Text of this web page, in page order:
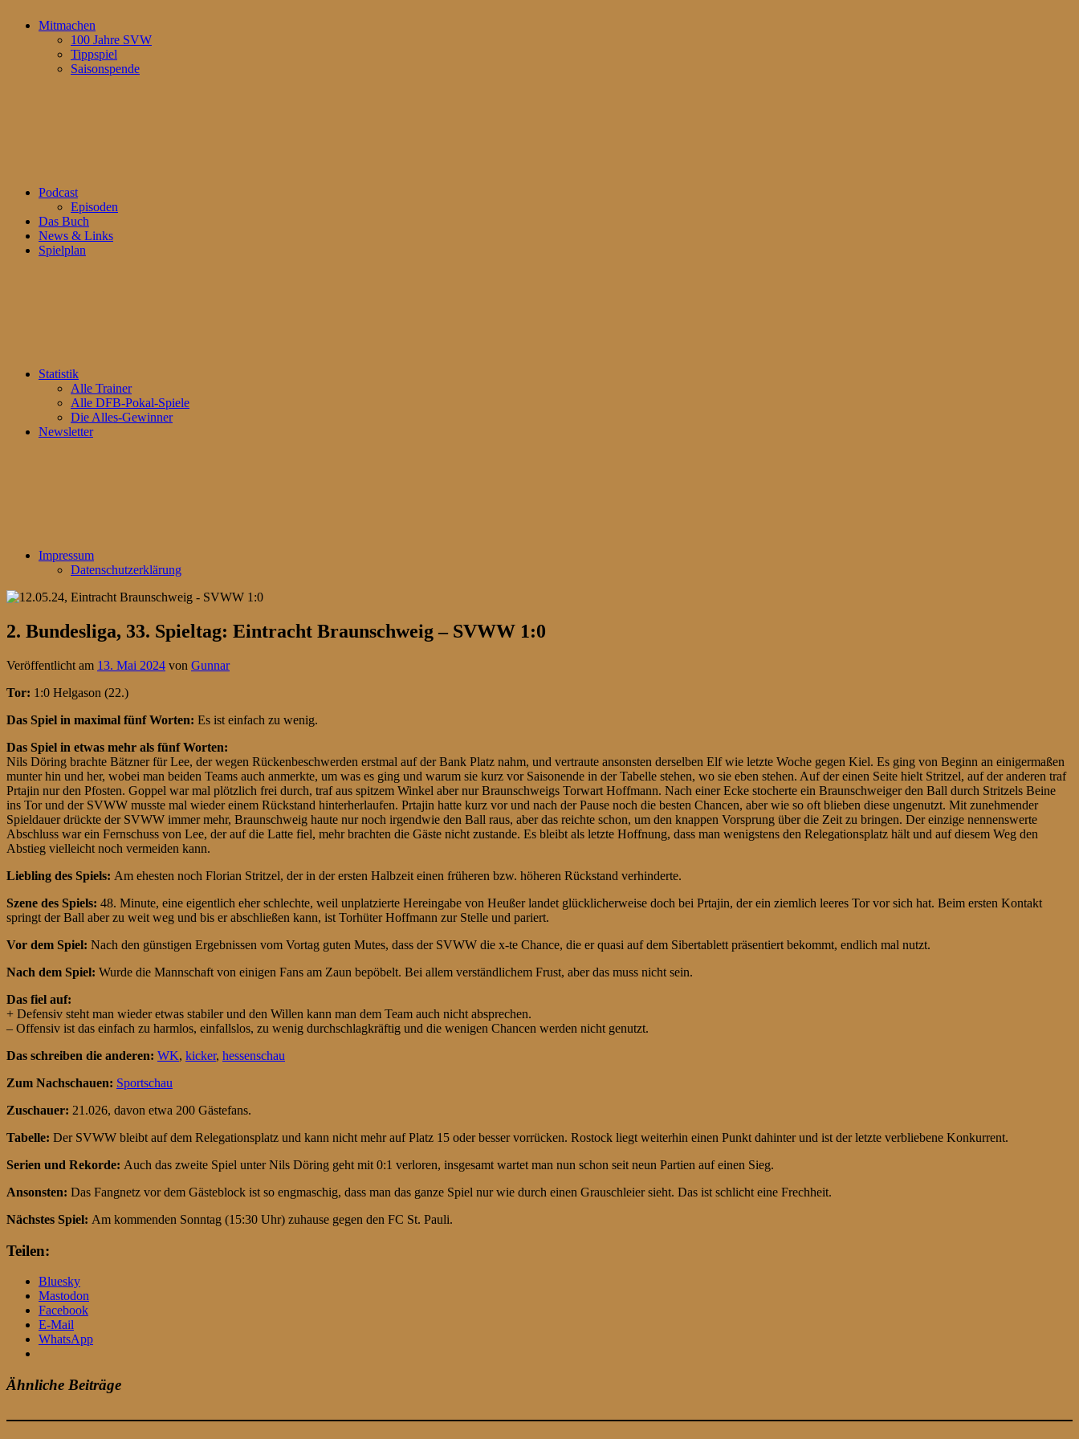
Mitmachen
100 Jahre SVW
Tippspiel
Saisonspende
Podcast
Episoden
Das Buch
News & Links
Spielplan
Statistik
Alle Trainer
Alle DFB-Pokal-Spiele
Die Alles-Gewinner
Newsletter
Impressum
Datenschutzerklärung
2. Bundesliga, 33. Spieltag: Eintracht Braunschweig – SVWW 1:0
Veröffentlicht am 13. Mai 2024 von Gunnar
Tor: 1:0 Helgason (22.)
Das Spiel in maximal fünf Worten: Es ist einfach zu wenig.
Das Spiel in etwas mehr als fünf Worten:
Nils Döring brachte Bätzner für Lee, der wegen Rückenbeschwerden erstmal auf der Bank Platz nahm, und vertraute ansonsten derselben Elf wie letzte Woche gegen Kiel. Es ging von Beginn an einigermaßen
munter hin und her, wobei man beiden Teams auch anmerkte, um was es ging und warum sie kurz vor Saisonende in der Tabelle stehen, wo sie eben stehen. Auf der einen Seite hielt Stritzel, auf der anderen traf
Prtajin nur den Pfosten. Goppel war mal plötzlich frei durch, traf aus spitzem Winkel aber nur Braunschweigs Torwart Hoffmann. Nach einer Ecke stocherte ein Braunschweiger den Ball durch Stritzels Beine
ins Tor und der SVWW musste mal wieder einem Rückstand hinterherlaufen. Prtajin hatte kurz vor und nach der Pause noch die besten Chancen, aber wie so oft blieben diese ungenutzt. Mit zunehmender
Spieldauer drückte der SVWW immer mehr, Braunschweig haute nur noch irgendwie den Ball raus, aber das reichte schon, um den knappen Vorsprung über die Zeit zu bringen. Der einzige nennenswerte
Abschluss war ein Fernschuss von Lee, der auf die Latte fiel, mehr brachten die Gäste nicht zustande. Es bleibt als letzte Hoffnung, dass man wenigstens den Relegationsplatz hält und auf diesem Weg den
Abstieg vielleicht noch vermeiden kann.
Liebling des Spiels: Am ehesten noch Florian Stritzel, der in der ersten Halbzeit einen früheren bzw. höheren Rückstand verhinderte.
Szene des Spiels: 48. Minute, eine eigentlich eher schlechte, weil unplatzierte Hereingabe von Heußer landet glücklicherweise doch bei Prtajin, der ein ziemlich leeres Tor vor sich hat. Beim ersten Kontakt
springt der Ball aber zu weit weg und bis er abschließen kann, ist Torhüter Hoffmann zur Stelle und pariert.
Vor dem Spiel: Nach den günstigen Ergebnissen vom Vortag guten Mutes, dass der SVWW die x-te Chance, die er quasi auf dem Sibertablett präsentiert bekommt, endlich mal nutzt.
Nach dem Spiel: Wurde die Mannschaft von einigen Fans am Zaun bepöbelt. Bei allem verständlichem Frust, aber das muss nicht sein.
Das fiel auf:
+ Defensiv steht man wieder etwas stabiler und den Willen kann man dem Team auch nicht absprechen.
– Offensiv ist das einfach zu harmlos, einfallslos, zu wenig durchschlagkräftig und die wenigen Chancen werden nicht genutzt.
Das schreiben die anderen: WK, kicker, hessenschau
Zum Nachschauen: Sportschau
Zuschauer: 21.026, davon etwa 200 Gästefans.
Tabelle: Der SVWW bleibt auf dem Relegationsplatz und kann nicht mehr auf Platz 15 oder besser vorrücken. Rostock liegt weiterhin einen Punkt dahinter und ist der letzte verbliebene Konkurrent.
Serien und Rekorde: Auch das zweite Spiel unter Nils Döring geht mit 0:1 verloren, insgesamt wartet man nun schon seit neun Partien auf einen Sieg.
Ansonsten: Das Fangnetz vor dem Gästeblock ist so engmaschig, dass man das ganze Spiel nur wie durch einen Grauschleier sieht. Das ist schlicht eine Frechheit.
Nächstes Spiel: Am kommenden Sonntag (15:30 Uhr) zuhause gegen den FC St. Pauli.
Teilen:
Bluesky
Mastodon
Facebook
E-Mail
WhatsApp
Ähnliche Beiträge